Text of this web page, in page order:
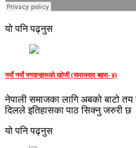
यो पनि पढ्नुस
नयाँ नयाँ भगवान्‌हरूकाे खोजी (समाजवाद बहस–४)
नेपाली समाजका लागि अबको बाटो तय
दिलले इतिहासका पाठ सिक्‍नु जरुरी छ
यो पनि पढ्नुस